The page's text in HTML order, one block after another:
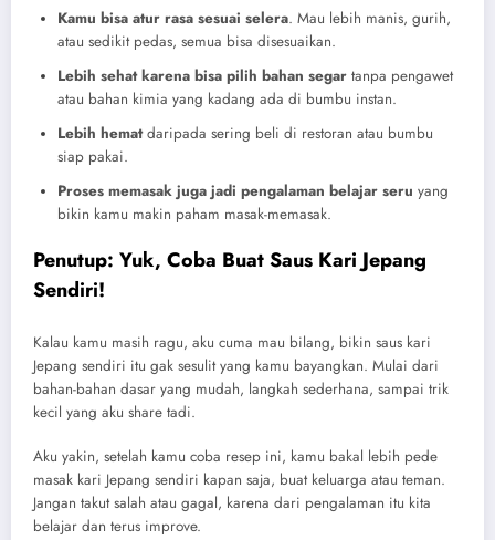
Kamu bisa atur rasa sesuai selera. Mau lebih manis, gurih,
atau sedikit pedas, semua bisa disesuaikan.
Lebih sehat karena bisa pilih bahan segar tanpa pengawet
atau bahan kimia yang kadang ada di bumbu instan.
Lebih hematdaripada sering beli di restoran atau bumbu
siap pakai.
Proses memasak juga jadi pengalaman belajar seru yang
bikin kamu makin paham masak-memasak.
Penutup: Yuk, Coba Buat Saus Kari Jepang
Sendiri!
Kalau kamu masih ragu, aku cuma mau bilang, bikin saus kari
Jepang sendiri itu gak sesulit yang kamu bayangkan. Mulai dari
bahan-bahan dasar yang mudah, langkah sederhana, sampai trik
kecil yang aku share tadi.
Aku yakin, setelah kamu coba resep ini, kamu bakal lebih pede
masak kari Jepang sendiri kapan saja, buat keluarga atau teman.
Jangan takut salah atau gagal, karena dari pengalaman itu kita
belajar dan terus improve.